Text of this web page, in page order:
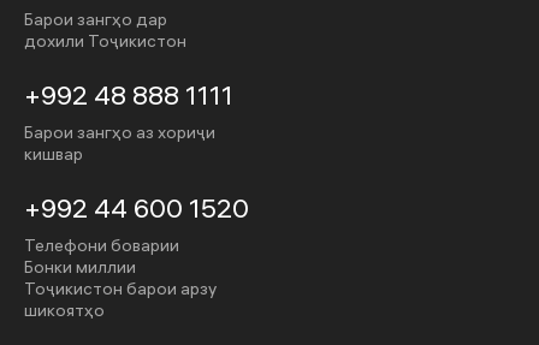
Барои зангҳо дар
дохили Тоҷикистон
+992 48 888 1111
Барои зангҳо аз хориҷи
кишвар
+992 44 600 1520
Телефони боварии
Бонки миллии
Тоҷикистон барои арзу
шикоятҳо